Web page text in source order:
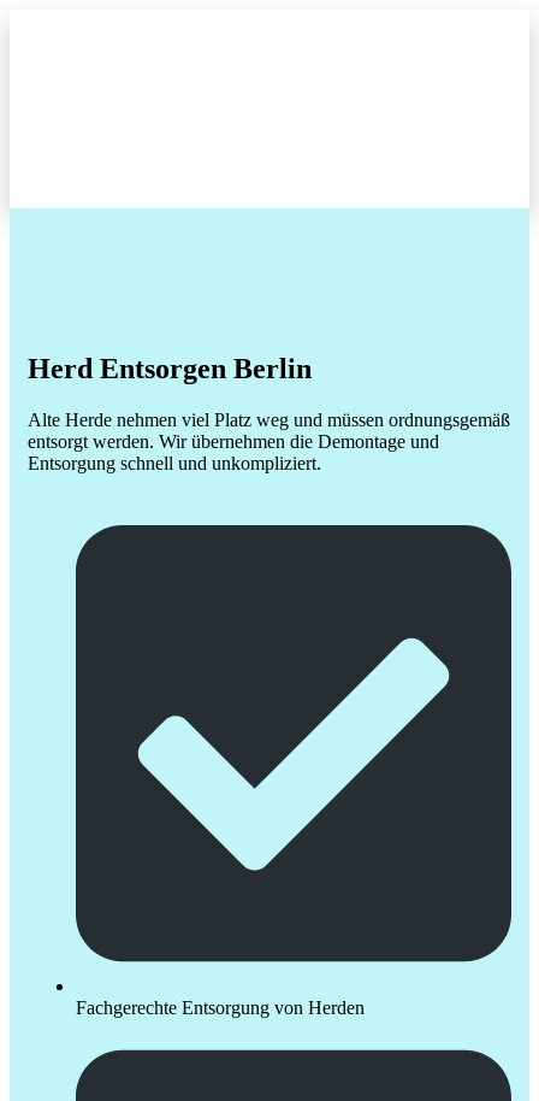
Herd Entsorgen Berlin
Alte Herde nehmen viel Platz weg und müssen ordnungsgemäß
entsorgt werden. Wir übernehmen die Demontage und
Entsorgung schnell und unkompliziert.
Fachgerechte Entsorgung von Herden